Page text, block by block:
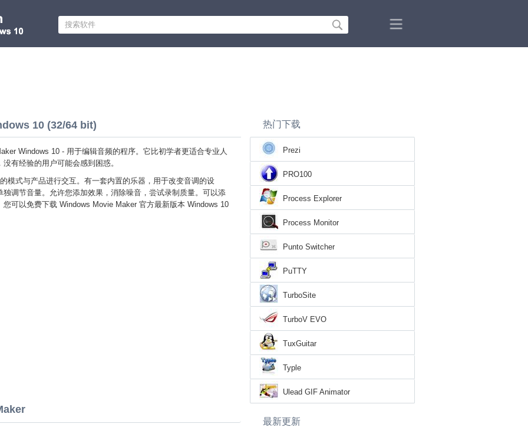
10 (32/64 bit)
Windows 10 - 用于编辑音频的程序。它比初学者更适合专业人
有经验的用户可能会感到困惑。
模式与产品进行交互。有一套内置的乐器，用于改变音调的设
独调节音量。允许您添加效果，消除噪音，尝试录制质量。可以添
您可以免费下载 Windows Movie Maker 官方最新版本 Windows 10
热门下载
Prezi
PRO100
Process Explorer
Process Monitor
Punto Switcher
PuTTY
TurboSite
TurboV EVO
TuxGuitar
Typle
Ulead GIF Animator
最新更新